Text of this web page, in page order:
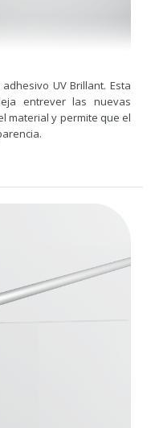
UV Brillant. Esta
entrever las nuevas
material y permite que el